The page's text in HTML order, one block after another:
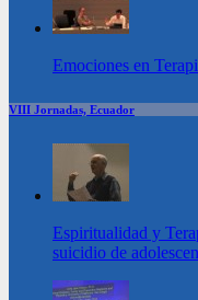
Emociones en
VIII Jornadas, Ecuador
Espiritualidad y
suicidio de